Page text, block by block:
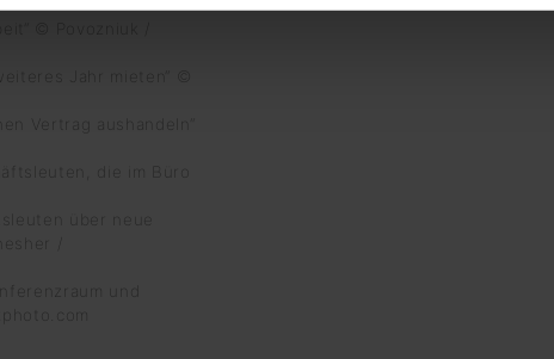
Jahr mieten“ ©
Vertrag aushandeln“
die im Büro
über neue
/
und